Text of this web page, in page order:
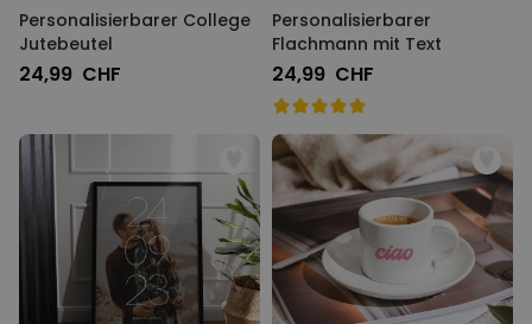
Personalisierbarer College
Jutebeutel
24,99 CHF
Personalisierbarer
Flachmann mit Text
24,99 CHF